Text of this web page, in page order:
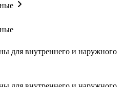
для внутреннего и наружного